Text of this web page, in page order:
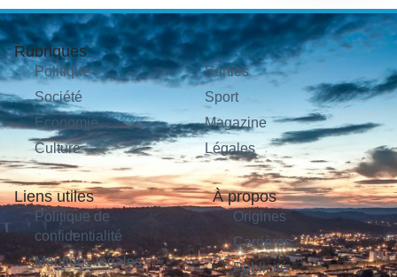
Rubriques
Politique
Société
Économie
Culture
Sorties
Sport
Magazine
Légales
Liens utiles
Politique de
confidentialité
Mentions légales
À propos
Origines
Carrières
Publicité